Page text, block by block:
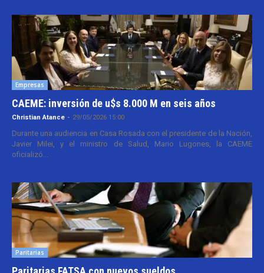
Empresas
CAEME: inversión de u$s 8.000 M en seis años
Christian Atance - 29/05/2026 15:00
Durante una audiencia en Casa Rosada con el presidente de la Nación,
Javier Milei, y el ministro de Salud, Mario Lugones, la CAEME
oficializó...
Paritarias